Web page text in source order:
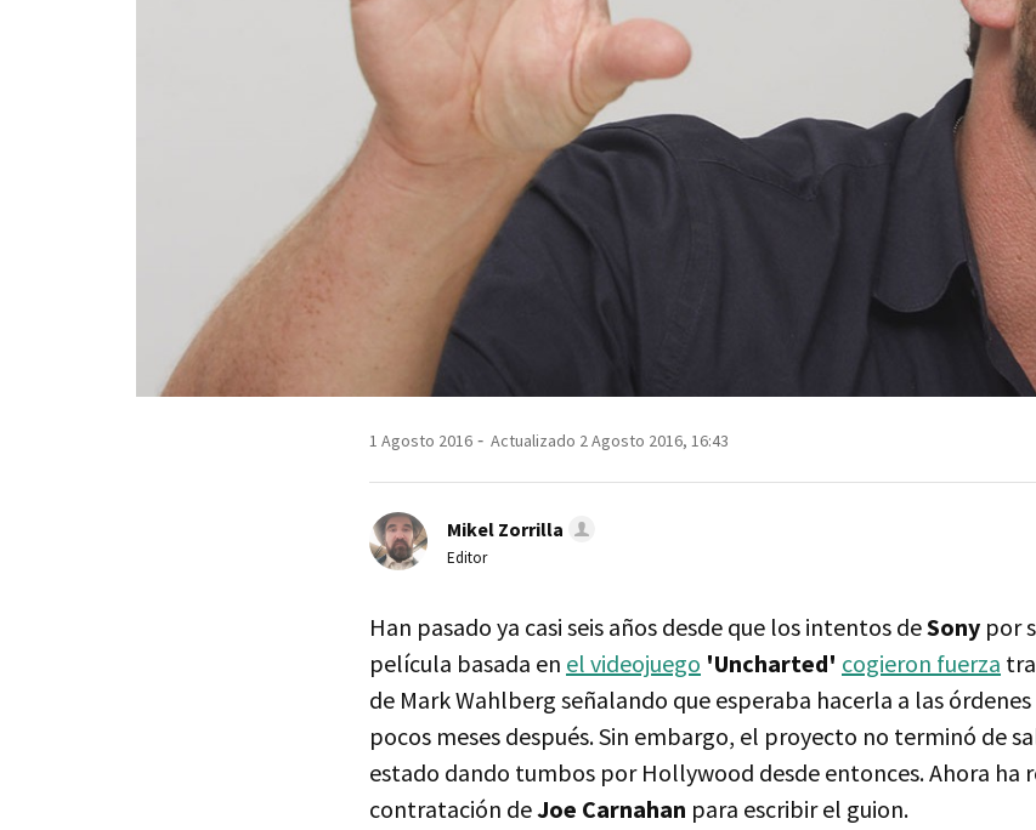
1 Agosto 2016 Actualizado 2 Agosto 2016, 16:43
Mikel Zorrilla
Editor
Han pasado ya casi seis años desde que los intentos deSony por
película basada en el videojuego 'Uncharted' cogieron fuerza
de Mark Wahlberg señalando que esperaba hacerla a las órdenes
pocos meses después. Sin embargo, el proyecto no terminó de
estado dando tumbos por Hollywood desde entonces. Ahora ha
contratación deJoe Carnahan para escribir el guion.